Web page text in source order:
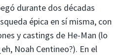
durante dos décadas
épica en sí misma, con
y castings de He-Man (lo
Noah Centineo?). En el